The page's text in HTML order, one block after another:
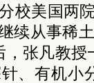
校美国两
续从事稀
张凡教
、有机小